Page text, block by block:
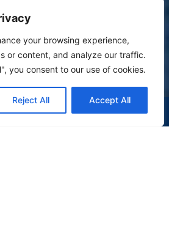
your browsing experience,
or content, and analyze our traffic.
you consent to our use of cookies.
Reject All Accept All